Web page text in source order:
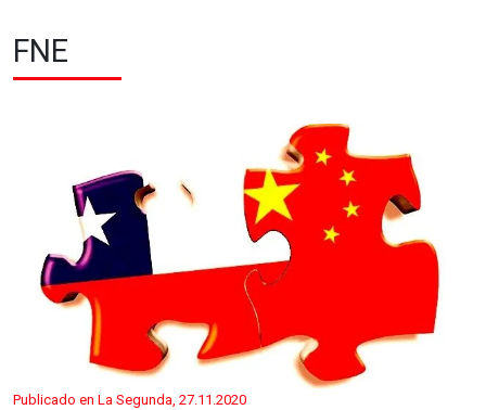
FNE
Publicado en La Segunda, 27.11.2020